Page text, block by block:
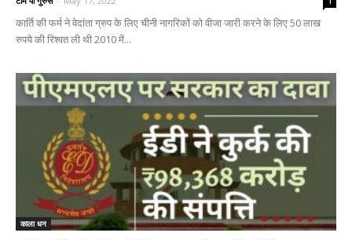
कार्ति की फर्म ने वेदांता ग्रुप के लिए चीनी नागरिकों को वीजा जारी करने के लिए 50 लाख
रुपये की रिश्वत ली थी 2010 में...
काला धन